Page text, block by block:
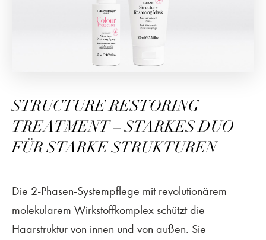
STRUCTURE RESTORING
TREATMENT – STARKES DUO
FÜR STARKE STRUKTUREN
Die 2-Phasen-Systempflege mit revolutionärem
molekularem Wirkstoffkomplex schützt die
Haarstruktur von innen und von außen. Sie